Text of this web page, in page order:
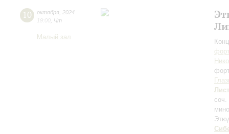
10 октября 2024
19:00 Чт
Малый зал
Лист